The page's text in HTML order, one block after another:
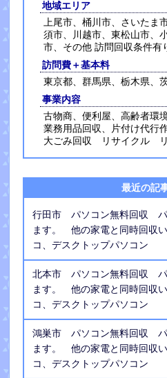
地域エリア
上尾市、桶川市、さいたま
須市、川越市、東松山市、
市、その他 訪問回収条件有
訪問費＋基本料
東京都、群馬県、栃木県、
事業内容
古物商、便利屋、高齢者
業務用品回収、片付け代行
大ごみ回収 リサイクル
最近の記
行田市 パソコン無料回収 パ
ます。 他の家電と同時回収
コ、デスクトップパソコン
北本市 パソコン無料回収 パ
ます。 他の家電と同時回収
コ、デスクトップパソコン
鴻巣市 パソコン無料回収 パ
ます。 他の家電と同時回収
コ、デスクトップパソコン